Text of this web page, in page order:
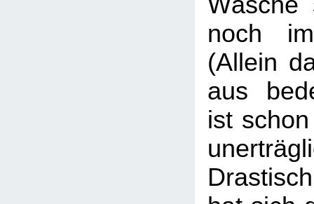
noch
(Allein
aus
ist